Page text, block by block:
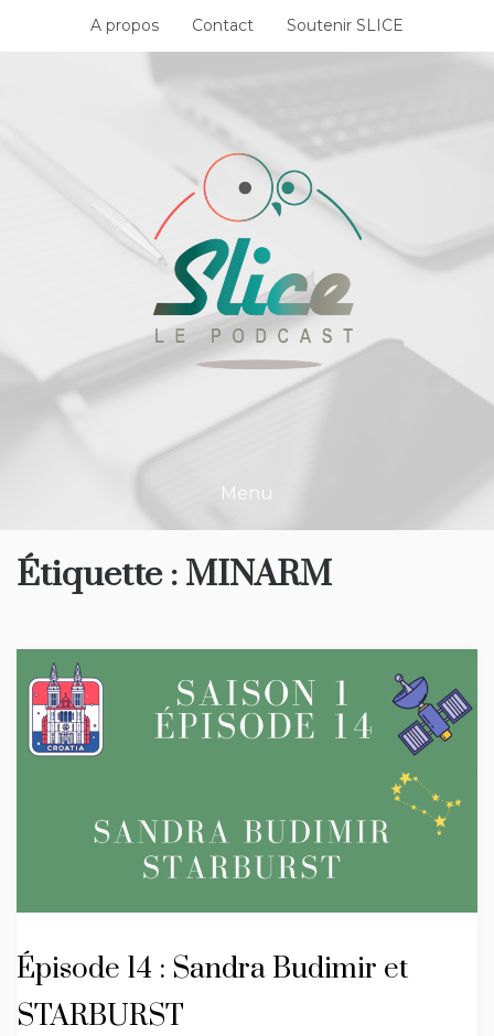
A propos Contact Soutenir SLICE
Menu
Étiquette : MINARM
Épisode 14 : Sandra Budimir et
STARBURST